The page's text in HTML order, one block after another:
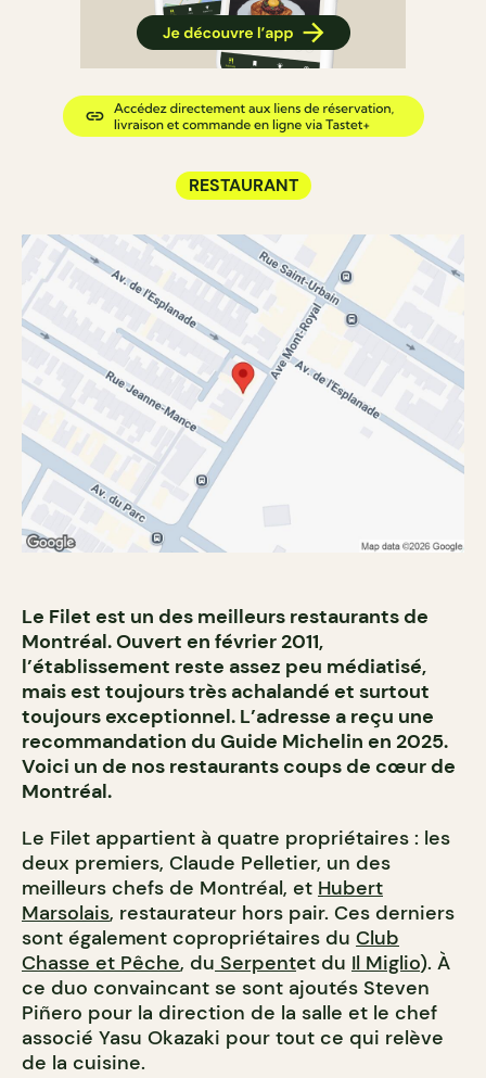
RESTAURANT
Le Filet est un des meilleurs restaurants de
Montréal. Ouvert en février 2011,
l’établissement reste assez peu médiatisé,
mais est toujours très achalandé et surtout
toujours exceptionnel. L’adresse a reçu une
recommandation du Guide Michelin en 2025.
Voici un de nos restaurants coups de cœur de
Montréal.
Le Filet appartient à quatre propriétaires : les
deux premiers, Claude Pelletier, un des
meilleurs chefs de Montréal, et Hubert
Marsolais, restaurateur hors pair. Ces derniers
sont également copropriétaires du Club
Chasse et Pêche, du Serpentet du Il Miglio). À
ce duo convaincant se sont ajoutés Steven
Piñero pour la direction de la salle et le chef
associé Yasu Okazaki pour tout ce qui relève
de la cuisine.